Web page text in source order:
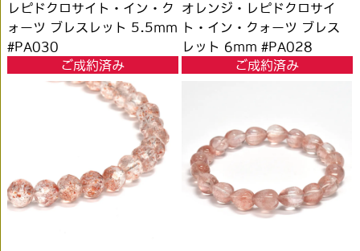
レピドクロサイト・イン・ク
ォーツ ブレスレット 5.5mm
#PA030
ご成約済み
オレンジ・レピドクロサイ
ト・イン・クォーツ ブレス
レット 6mm #PA028
ご成約済み